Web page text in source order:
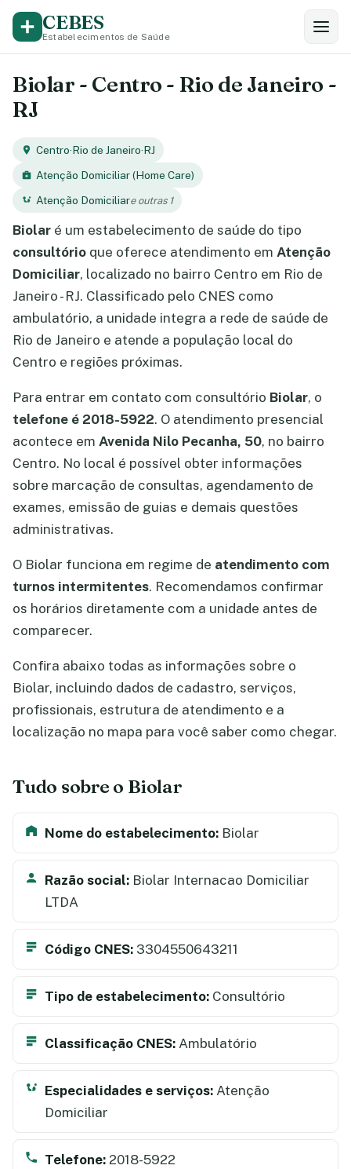
CEBES
Estabelecimentos de Saúde
Biolar - Centro - Rio de Janeiro -
RJ
Centro·Rio de Janeiro·RJ
Atenção Domiciliar (Home Care)
Atenção Domiciliare outras 1
Biolar é um estabelecimento de saúde do tipo
consultório que oferece atendimento em Atenção
Domiciliar, localizado no bairro Centro em Rio de
Janeiro - RJ. Classificado pelo CNES como
ambulatório, a unidade integra a rede de saúde de
Rio de Janeiro e atende a população local do
Centro e regiões próximas.
Para entrar em contato com consultório Biolar, o
telefone é 2018-5922. O atendimento presencial
acontece em Avenida Nilo Pecanha, 50, no bairro
Centro. No local é possível obter informações
sobre marcação de consultas, agendamento de
exames, emissão de guias e demais questões
administrativas.
O Biolar funciona em regime de atendimento com
turnos intermitentes. Recomendamos confirmar
os horários diretamente com a unidade antes de
comparecer.
Confira abaixo todas as informações sobre o
Biolar, incluindo dados de cadastro, serviços,
profissionais, estrutura de atendimento e a
localização no mapa para você saber como chegar.
Tudo sobre o Biolar
Nome do estabelecimento: Biolar
Razão social: Biolar Internacao Domiciliar
LTDA
Código CNES: 3304550643211
Tipo de estabelecimento: Consultório
Classificação CNES: Ambulatório
Especialidades e serviços: Atenção
Domiciliar
Telefone: 2018-5922